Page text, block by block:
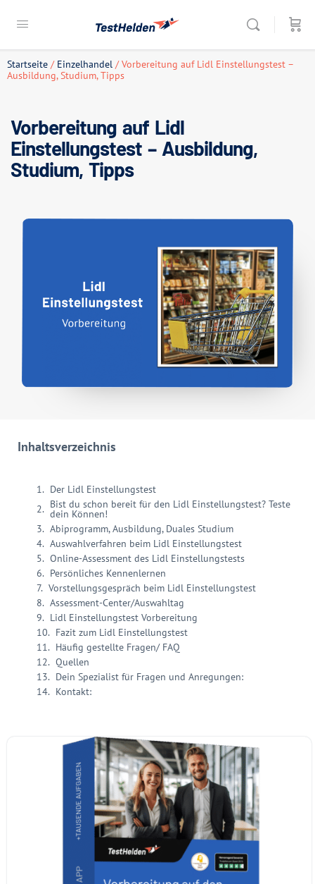
Startseite / Einzelhandel / Vorbereitung auf Lidl Einstellungstest –
Ausbildung, Studium, Tipps
Vorbereitung auf Lidl
Einstellungstest – Ausbildung,
Studium, Tipps
Inhaltsverzeichnis
Der Lidl Einstellungstest
Bist du schon bereit für den Lidl Einstellungstest? Teste
dein Können!
Abiprogramm, Ausbildung, Duales Studium
Auswahlverfahren beim Lidl Einstellungstest
Online-Assessment des Lidl Einstellungstests
Persönliches Kennenlernen
Vorstellungsgespräch beim Lidl Einstellungstest
Assessment-Center/Auswahltag
Lidl Einstellungstest Vorbereitung
Fazit zum Lidl Einstellungstest
Häufig gestellte Fragen/ FAQ
Quellen
Dein Spezialist für Fragen und Anregungen:
Kontakt: